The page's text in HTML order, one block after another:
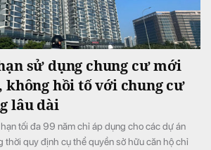
sử dụng chung cư mới
không hồi tố với chung cư
lâu dài
tối đa 99 năm chỉ áp dụng cho các dự án
thời quy định cụ thể quyền sở hữu căn hộ chỉ